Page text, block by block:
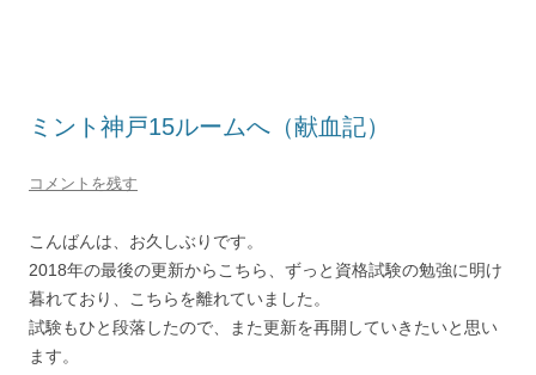
ミント神戸15ルームへ（献血記）
コメントを残す
こんばんは、お久しぶりです。
2018年の最後の更新からこちら、ずっと資格試験の勉強に明け
暮れており、こちらを離れていました。
試験もひと段落したので、また更新を再開していきたいと思い
ます。